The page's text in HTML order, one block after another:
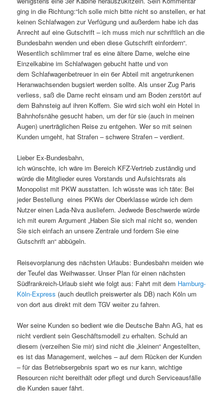
ging in die Richtung:“Ich solle mich bitte nicht so anstellen, er hat
keinen Schlafwagen zur Verfügung und außerdem habe ich das
Anrecht auf eine Gutschrift – ich muss mich nur schriftlich an die
Bundesbahn wenden und eben diese Gutschrift einfordern“.
Wesentlich schlimmer traf es eine ältere Dame, welche eine
Einzelkabine im Schlafwagen gebucht hatte und von
dem Schlafwagenbetreuer in ein 6er Abteil mit angetrunkenen
Heranwachsenden bugsiert werden sollte. Als unser Zug Paris
verliess, saß die Dame recht einsam und am Boden zerstört auf
dem Bahnsteig auf ihren Koffern. Sie wird sich wohl ein Hotel in
Bahnhofsnähe gesucht haben, um der für sie (auch in meinen
Augen) unerträglichen Reise zu entgehen. Wer so mit seinen
Kunden umgeht, hat Strafen – schwere Strafen – verdient.
Lieber Ex-Bundesbahn,
ich wünschte, ich wäre im Bereich KFZ-Vertrieb zuständig und
würde die Mitglieder eures Vorstands und Aufsichtsrats als
Monopolist mit PKW ausstatten. Ich wüsste was ich täte: Bei
jeder Bestellung eines PKWs der Oberklasse würde ich dem
Nutzer einen Lada-Niva ausliefern. Jedwede Beschwerde würde
ich mit eurem Argument „Haben Sie sich mal nicht so, wenden
Sie sich einfach an unsere Zentrale und fordern Sie eine
Gutschrift an“ abbügeln.
Reisevorplanung des nächsten Urlaubs: Bundesbahn meiden wie
der Teufel das Weihwasser. Unser Plan für einen nächsten
Südfrankreich-Urlaub sieht wie folgt aus: Fahrt mit dem Hamburg-
Köln-Express (auch deutlich preiswerter als DB) nach Köln um
von dort aus direkt mit dem TGV weiter zu fahren.
Wer seine Kunden so bedient wie die Deutsche Bahn AG, hat es
nicht verdient sein Geschäftsmodell zu erhalten. Schuld an
diesem (verzeihen Sie mir) sind nicht die „kleinen“ Angestellten,
es ist das Management, welches – auf dem Rücken der Kunden
– für das Betriebsergebnis spart wo es nur kann, wichtige
Resourcen nicht bereithält oder pflegt und durch Serviceausfälle
die Kunden sauer fährt.